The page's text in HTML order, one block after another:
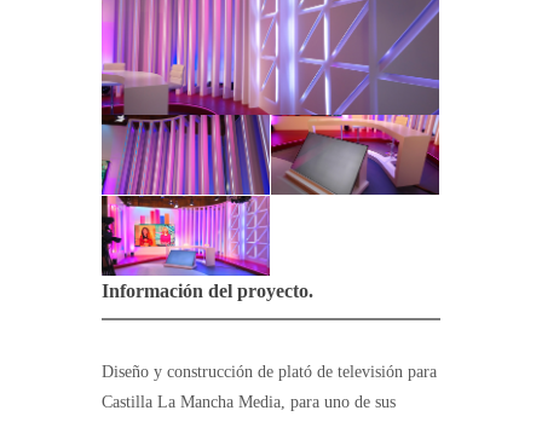
Información del proyecto.
Diseño y construcción de plató de televisión para
Castilla La Mancha Media, para uno de sus